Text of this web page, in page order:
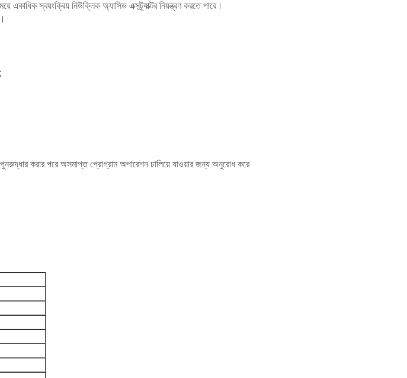
স্বয়ংক্রিয় নিউক্লিক অ্যাসিড এক্সট্র্যাক্টর নিয়ন্ত্রণ করতে পারে।
করার পরে অসমাপ্ত প্রোগ্রাম অপারেশন চালিয়ে যাওয়ার জন্য অনুরোধ করে